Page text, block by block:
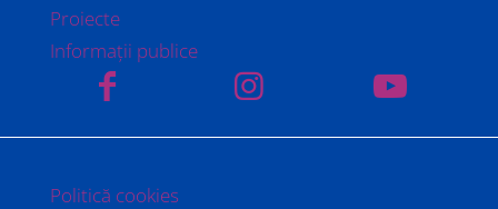
Proiecte
Informații publice
Politică cookies